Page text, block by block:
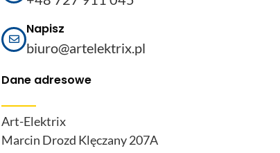
Napisz
biuro@artelektrix.pl
Dane adresowe
Art-Elektrix
Marcin Drozd Klęczany 207A